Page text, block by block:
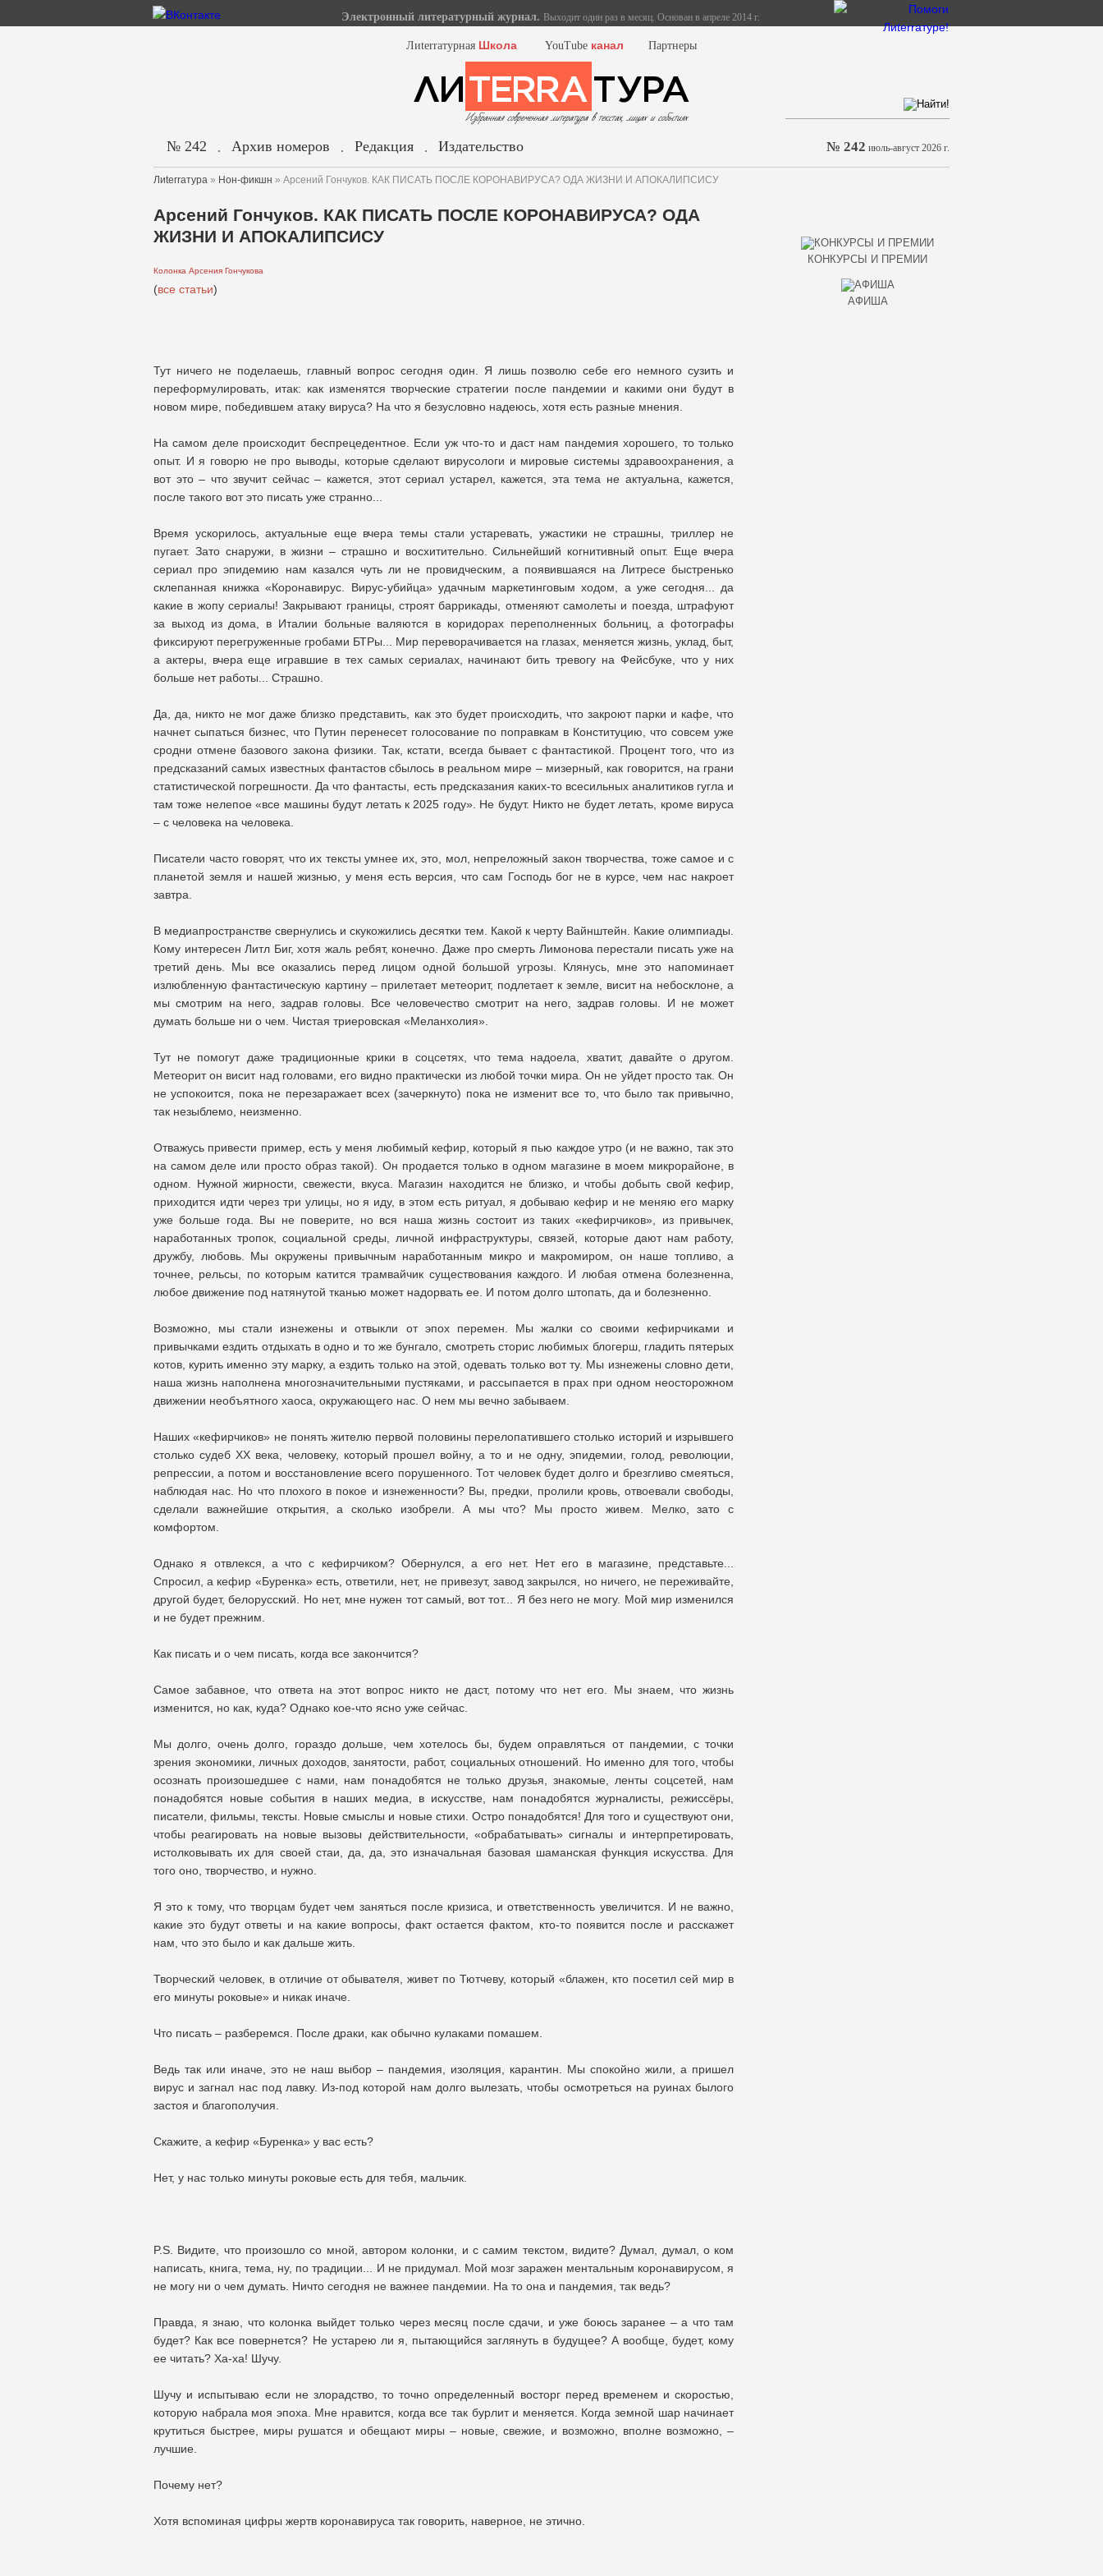
Электронный литературный журнал. Выходит один раз в месяц. Основан в апреле 2014 г.
Лиterraтурная Школа YouTube канал Партнеры
№ 242 . Архив номеров . Редакция . Издательство № 242 июль-август 2026 г.
Лиterraтура » Нон-фикшн » Арсений Гончуков. КАК ПИСАТЬ ПОСЛЕ КОРОНАВИРУСА? ОДА ЖИЗНИ И АПОКАЛИПСИСУ
Арсений Гончуков. КАК ПИСАТЬ ПОСЛЕ КОРОНАВИРУСА? ОДА
ЖИЗНИ И АПОКАЛИПСИСУ
Колонка Арсения Гончукова
(все статьи)
Тут ничего не поделаешь, главный вопрос сегодня один. Я лишь позволю себе его немного сузить и
переформулировать, итак: как изменятся творческие стратегии после пандемии и какими они будут в
новом мире, победившем атаку вируса? На что я безусловно надеюсь, хотя есть разные мнения.
На самом деле происходит беспрецедентное. Если уж что-то и даст нам пандемия хорошего, то только
опыт. И я говорю не про выводы, которые сделают вирусологи и мировые системы здравоохранения, а
вот это – что звучит сейчас – кажется, этот сериал устарел, кажется, эта тема не актуальна, кажется,
после такого вот это писать уже странно...
Время ускорилось, актуальные еще вчера темы стали устаревать, ужастики не страшны, триллер не
пугает. Зато снаружи, в жизни – страшно и восхитительно. Сильнейший когнитивный опыт. Еще вчера
сериал про эпидемию нам казался чуть ли не провидческим, а появившаяся на Литресе быстренько
склепанная книжка «Коронавирус. Вирус-убийца» удачным маркетинговым ходом, а уже сегодня... да
какие в жопу сериалы! Закрывают границы, строят баррикады, отменяют самолеты и поезда, штрафуют
за выход из дома, в Италии больные валяются в коридорах переполненных больниц, а фотографы
фиксируют перегруженные гробами БТРы... Мир переворачивается на глазах, меняется жизнь, уклад, быт,
а актеры, вчера еще игравшие в тех самых сериалах, начинают бить тревогу на Фейсбуке, что у них
больше нет работы... Страшно.
Да, да, никто не мог даже близко представить, как это будет происходить, что закроют парки и кафе, что
начнет сыпаться бизнес, что Путин перенесет голосование по поправкам в Конституцию, что совсем уже
сродни отмене базового закона физики. Так, кстати, всегда бывает с фантастикой. Процент того, что из
предсказаний самых известных фантастов сбылось в реальном мире – мизерный, как говорится, на грани
статистической погрешности. Да что фантасты, есть предсказания каких-то всесильных аналитиков гугла и
там тоже нелепое «все машины будут летать к 2025 году». Не будут. Никто не будет летать, кроме вируса
– с человека на человека.
Писатели часто говорят, что их тексты умнее их, это, мол, непреложный закон творчества, тоже самое и с
планетой земля и нашей жизнью, у меня есть версия, что сам Господь бог не в курсе, чем нас накроет
завтра.
В медиапространстве свернулись и скукожились десятки тем. Какой к черту Вайнштейн. Какие олимпиады.
Кому интересен Литл Биг, хотя жаль ребят, конечно. Даже про смерть Лимонова перестали писать уже на
третий день. Мы все оказались перед лицом одной большой угрозы. Клянусь, мне это напоминает
излюбленную фантастическую картину – прилетает метеорит, подлетает к земле, висит на небосклоне, а
мы смотрим на него, задрав головы. Все человечество смотрит на него, задрав головы. И не может
думать больше ни о чем. Чистая триеровская «Меланхолия».
Тут не помогут даже традиционные крики в соцсетях, что тема надоела, хватит, давайте о другом.
Метеорит он висит над головами, его видно практически из любой точки мира. Он не уйдет просто так. Он
не успокоится, пока не перезаражает всех (зачеркнуто) пока не изменит все то, что было так привычно,
так незыблемо, неизменно.
Отважусь привести пример, есть у меня любимый кефир, который я пью каждое утро (и не важно, так это
на самом деле или просто образ такой). Он продается только в одном магазине в моем микрорайоне, в
одном. Нужной жирности, свежести, вкуса. Магазин находится не близко, и чтобы добыть свой кефир,
приходится идти через три улицы, но я иду, в этом есть ритуал, я добываю кефир и не меняю его марку
уже больше года. Вы не поверите, но вся наша жизнь состоит из таких «кефирчиков», из привычек,
наработанных тропок, социальной среды, личной инфраструктуры, связей, которые дают нам работу,
дружбу, любовь. Мы окружены привычным наработанным микро и макромиром, он наше топливо, а
точнее, рельсы, по которым катится трамвайчик существования каждого. И любая отмена болезненна,
любое движение под натянутой тканью может надорвать ее. И потом долго штопать, да и болезненно.
Возможно, мы стали изнежены и отвыкли от эпох перемен. Мы жалки со своими кефирчиками и
привычками ездить отдыхать в одно и то же бунгало, смотреть сторис любимых блогерш, гладить пятерых
котов, курить именно эту марку, а ездить только на этой, одевать только вот ту. Мы изнежены словно дети,
наша жизнь наполнена многозначительными пустяками, и рассыпается в прах при одном неосторожном
движении необъятного хаоса, окружающего нас. О нем мы вечно забываем.
Наших «кефирчиков» не понять жителю первой половины перелопатившего столько историй и изрывшего
столько судеб XX века, человеку, который прошел войну, а то и не одну, эпидемии, голод, революции,
репрессии, а потом и восстановление всего порушенного. Тот человек будет долго и брезгливо смеяться,
наблюдая нас. Но что плохого в покое и изнеженности? Вы, предки, пролили кровь, отвоевали свободы,
сделали важнейшие открытия, а сколько изобрели. А мы что? Мы просто живем. Мелко, зато с
комфортом.
Однако я отвлекся, а что с кефирчиком? Обернулся, а его нет. Нет его в магазине, представьте...
Спросил, а кефир «Буренка» есть, ответили, нет, не привезут, завод закрылся, но ничего, не переживайте,
другой будет, белорусский. Но нет, мне нужен тот самый, вот тот... Я без него не могу. Мой мир изменился
и не будет прежним.
Как писать и о чем писать, когда все закончится?
Самое забавное, что ответа на этот вопрос никто не даст, потому что нет его. Мы знаем, что жизнь
изменится, но как, куда? Однако кое-что ясно уже сейчас.
Мы долго, очень долго, гораздо дольше, чем хотелось бы, будем оправляться от пандемии, с точки
зрения экономики, личных доходов, занятости, работ, социальных отношений. Но именно для того, чтобы
осознать произошедшее с нами, нам понадобятся не только друзья, знакомые, ленты соцсетей, нам
понадобятся новые события в наших медиа, в искусстве, нам понадобятся журналисты, режиссёры,
писатели, фильмы, тексты. Новые смыслы и новые стихи. Остро понадобятся! Для того и существуют они,
чтобы реагировать на новые вызовы действительности, «обрабатывать» сигналы и интерпретировать,
истолковывать их для своей стаи, да, да, это изначальная базовая шаманская функция искусства. Для
того оно, творчество, и нужно.
Я это к тому, что творцам будет чем заняться после кризиса, и ответственность увеличится. И не важно,
какие это будут ответы и на какие вопросы, факт остается фактом, кто-то появится после и расскажет
нам, что это было и как дальше жить.
Творческий человек, в отличие от обывателя, живет по Тютчеву, который «блажен, кто посетил сей мир в
его минуты роковые» и никак иначе.
Что писать – разберемся. После драки, как обычно кулаками помашем.
Ведь так или иначе, это не наш выбор – пандемия, изоляция, карантин. Мы спокойно жили, а пришел
вирус и загнал нас под лавку. Из-под которой нам долго вылезать, чтобы осмотреться на руинах былого
застоя и благополучия.
Скажите, а кефир «Буренка» у вас есть?
Нет, у нас только минуты роковые есть для тебя, мальчик.
P.S. Видите, что произошло со мной, автором колонки, и с самим текстом, видите? Думал, думал, о ком
написать, книга, тема, ну, по традиции... И не придумал. Мой мозг заражен ментальным коронавирусом, я
не могу ни о чем думать. Ничто сегодня не важнее пандемии. На то она и пандемия, так ведь?
Правда, я знаю, что колонка выйдет только через месяц после сдачи, и уже боюсь заранее – а что там
будет? Как все повернется? Не устарею ли я, пытающийся заглянуть в будущее? А вообще, будет, кому
ее читать? Ха-ха! Шучу.
Шучу и испытываю если не злорадство, то точно определенный восторг перед временем и скоростью,
которую набрала моя эпоха. Мне нравится, когда все так бурлит и меняется. Когда земной шар начинает
крутиться быстрее, миры рушатся и обещают миры – новые, свежие, и возможно, вполне возможно, –
лучшие.
Почему нет?
Хотя вспоминая цифры жертв коронавируса так говорить, наверное, не этично.
КОНКУРСЫ И ПРЕМИИ
АФИША